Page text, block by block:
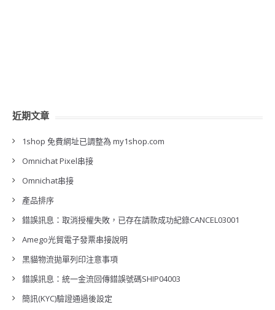
近期文章
1shop 免費網址已調整為 my1shop.com
Omnichat Pixel串接
Omnichat串接
產品排序
錯誤訊息：取消授權失敗，已存在請款成功紀錄CANCEL03001
Amego光貿電子發票串接說明
黑貓物流拋單列印注意事項
錯誤訊息：統一金流回傳錯誤號碼SHIP04003
簡訊(KYC)驗證通過後設定